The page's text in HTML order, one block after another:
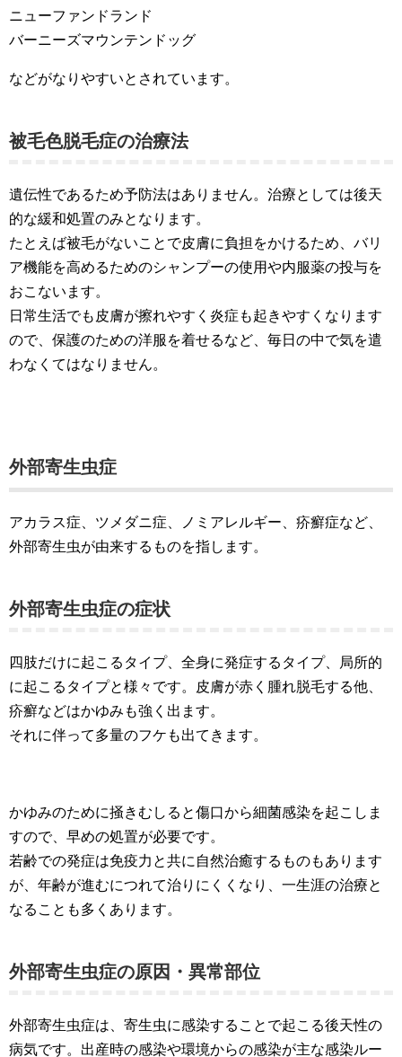
ニューファンドランド
バーニーズマウンテンドッグ
などがなりやすいとされています。
被毛色脱毛症の治療法
遺伝性であるため予防法はありません。治療としては後天
的な緩和処置のみとなります。
たとえば被毛がないことで皮膚に負担をかけるため、バリ
ア機能を高めるためのシャンプーの使用や内服薬の投与を
おこないます。
日常生活でも皮膚が擦れやすく炎症も起きやすくなります
ので、保護のための洋服を着せるなど、毎日の中で気を遣
わなくてはなりません。
外部寄生虫症
アカラス症、ツメダニ症、ノミアレルギー、疥癬症など、
外部寄生虫が由来するものを指します。
外部寄生虫症の症状
四肢だけに起こるタイプ、全身に発症するタイプ、局所的
に起こるタイプと様々です。皮膚が赤く腫れ脱毛する他、
疥癬などはかゆみも強く出ます。
それに伴って多量のフケも出てきます。
かゆみのために掻きむしると傷口から細菌感染を起こしま
すので、早めの処置が必要です。
若齢での発症は免疫力と共に自然治癒するものもあります
が、年齢が進むにつれて治りにくくなり、一生涯の治療と
なることも多くあります。
外部寄生虫症の原因・異常部位
外部寄生虫症は、寄生虫に感染することで起こる後天性の
病気です。出産時の感染や環境からの感染が主な感染ルー